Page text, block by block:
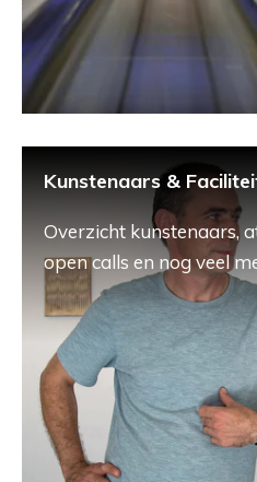
Kunstenaars &
Overzicht kunstenaars,
open calls en nog veel